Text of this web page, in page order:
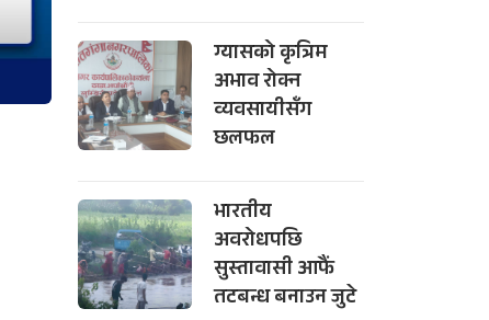
ग्यासको कृत्रिम
अभाव रोक्न
व्यवसायीसँग
छलफल
भारतीय
अवरोधपछि
सुस्तावासी आफैं
तटबन्ध बनाउन जुटे